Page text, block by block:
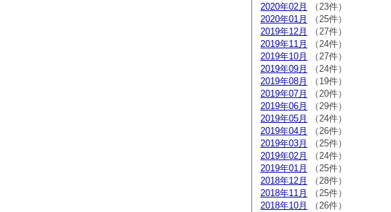
2020年02月
（23件）
2020年01月
（25件）
2019年12月
（27件）
2019年11月
（24件）
2019年10月
（27件）
2019年09月
（24件）
2019年08月
（19件）
2019年07月
（20件）
2019年06月
（29件）
2019年05月
（24件）
2019年04月
（26件）
2019年03月
（25件）
2019年02月
（24件）
2019年01月
（25件）
2018年12月
（28件）
2018年11月
（25件）
2018年10月
（26件）